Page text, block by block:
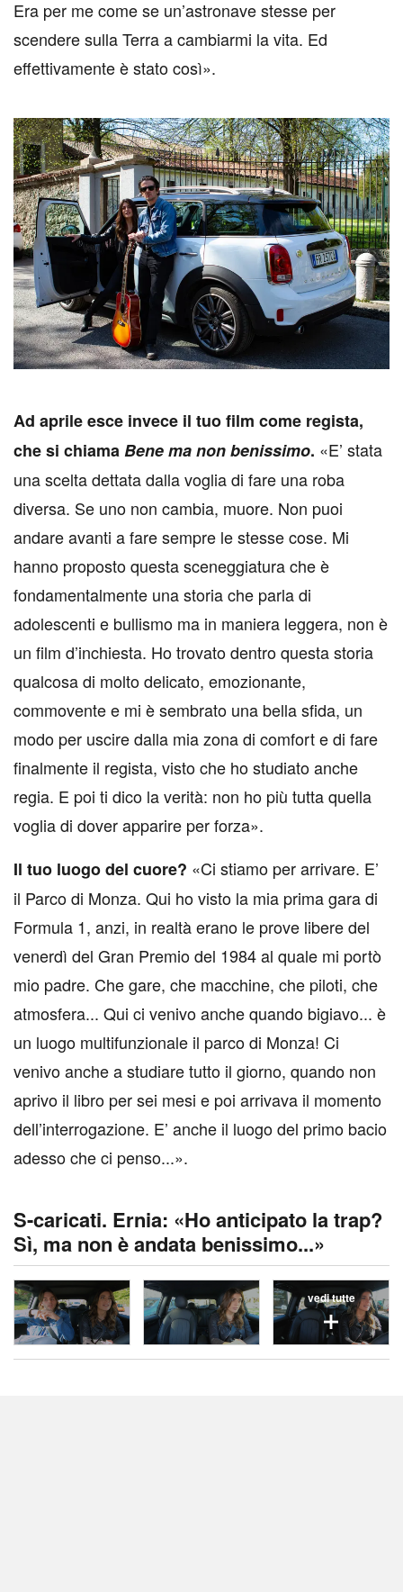
Era per me come se un’astronave stesse per
scendere sulla Terra a cambiarmi la vita. Ed
effettivamente è stato così».
Ad aprile esce invece il tuo film come regista,
che si chiamaBene ma non benissimo. «E’ stata
una scelta dettata dalla voglia di fare una roba
diversa. Se uno non cambia, muore. Non puoi
andare avanti a fare sempre le stesse cose. Mi
hanno proposto questa sceneggiatura che è
fondamentalmente una storia che parla di
adolescenti e bullismo ma in maniera leggera, non è
un film d’inchiesta. Ho trovato dentro questa storia
qualcosa di molto delicato, emozionante,
commovente e mi è sembrato una bella sfida, un
modo per uscire dalla mia zona di comfort e di fare
finalmente il regista, visto che ho studiato anche
regia. E poi ti dico la verità: non ho più tutta quella
voglia di dover apparire per forza».
Il tuo luogo del cuore? «Ci stiamo per arrivare. E’
il Parco di Monza. Qui ho visto la mia prima gara di
Formula 1, anzi, in realtà erano le prove libere del
venerdì del Gran Premio del 1984 al quale mi portò
mio padre. Che gare, che macchine, che piloti, che
atmosfera... Qui ci venivo anche quando bigiavo... è
un luogo multifunzionale il parco di Monza! Ci
venivo anche a studiare tutto il giorno, quando non
aprivo il libro per sei mesi e poi arrivava il momento
dell’interrogazione. E’ anche il luogo del primo bacio
adesso che ci penso...».
S-caricati. Ernia: «Ho anticipato la trap?
Sì, ma non è andata benissimo...»
vedi tutte